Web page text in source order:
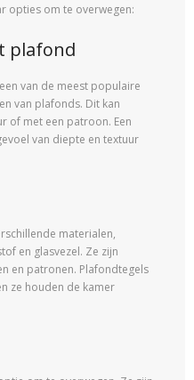
opties om te overwegen:
plafond
van de meest populaire
van plafonds. Dit kan
of met een patroon. Een
van diepte en textuur
materialen,
en glasvezel. Ze zijn
en patronen. Plafondtegels
ze houden de kamer